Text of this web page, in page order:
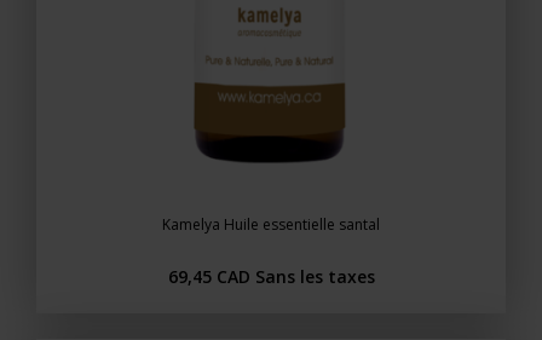
Kamelya Huile essentielle santal
69,45 CAD Sans les taxes